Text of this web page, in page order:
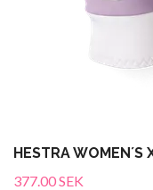
HESTRA
377.00 SEK